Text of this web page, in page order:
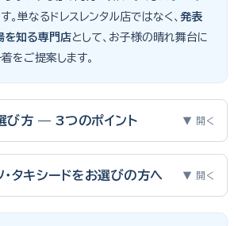
。単なるドレスレンタル店ではなく、 発表
を知る専門店として、お子様の晴れ舞台に
をご提案します。
び方 — 3つのポイント ▼ 開く
ン発表会・コンクールの舞台は、お子様にと
アノ教師としての経験から、衣装選びで大切
タキシードをお選びの方へ ▼ 開く